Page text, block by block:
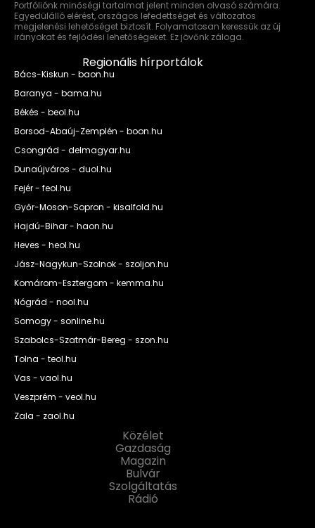
Portfóliónk minőségi tartalmat jelent minden olvasó számára.
Egyedülálló elérést, országos lefedettséget és változatos
megjelenési lehetőséget biztosít. Folyamatosan keressük az új
irányokat és fejlődési lehetőségeket. Ez jövőnk záloga.
Regionális hírportálok
Bács-Kiskun - baon.hu
Baranya - bama.hu
Békés - beol.hu
Borsod-Abaúj-Zemplén - boon.hu
Csongrád - delmagyar.hu
Dunaújváros - duol.hu
Fejér - feol.hu
Győr-Moson-Sopron - kisalfold.hu
Hajdú-Bihar - haon.hu
Heves - heol.hu
Jász-Nagykun-Szolnok - szoljon.hu
Komárom-Esztergom - kemma.hu
Nógrád - nool.hu
Somogy - sonline.hu
Szabolcs-Szatmár-Bereg - szon.hu
Tolna - teol.hu
Vas - vaol.hu
Veszprém - veol.hu
Zala - zaol.hu
Közélet
Gazdaság
Magazin
Bulvár
Szolgáltatás
Rádió